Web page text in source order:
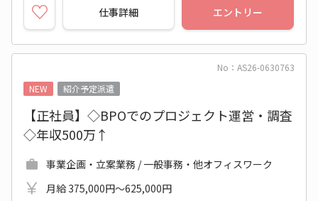
仕事詳細 エントリー
No：AS26-0630763
NEW
紹介予定派遣
【正社員】◇BPOでのプロジェクト運営・調査
◇年収500万↑
事業企画・立案業務 / 一般事務・他オフィスワーク
月給 375,000円～625,000円